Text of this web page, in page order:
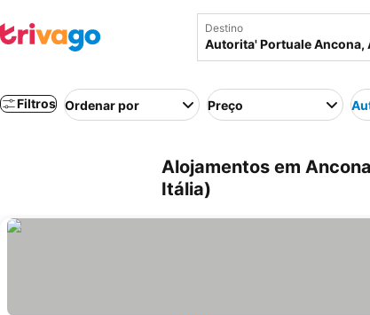
Destino
Filtros Ordenar por Preço
Alojamentos em
Itália)